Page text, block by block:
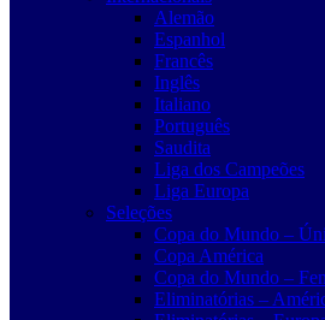
Alemão
Espanhol
Francês
Inglês
Italiano
Português
Saudita
Liga dos Campeões
Liga Europa
Seleções
Copa do Mundo –
Copa América
Copa do Mundo –
Eliminatórias –